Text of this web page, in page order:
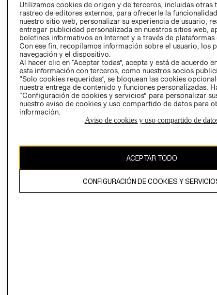
GIFT CARD
AVISO DE
Perú (S/)
CAMBIAR REGIÓN
El contenido de esta página web está protegido por copyright y es
Utilizamos cookies de origen y de terceros, incluidas otras
rastreo de editores externos, para ofrecerle la
nuestro sitio web, personalizar su experiencia de usuario,
entregar publicidad personalizada en nuestros sitios web,
boletines informativos en Internet y a través de plataformas
Con ese fin, recopilamos información sobre el usuario, los
navegación y el dispositivo.
Al hacer clic en “Aceptar todas”, acepta y está de acuerdo
esta información con terceros, como nuestros socios
“Solo cookies requeridas”, se bloquean las cookies
nuestra entrega de contenido y funciones personalizadas.
“Configuración de cookies y servicios” para personalizar
nuestro aviso de cookies y uso compartido de datos para
información.
Aviso de cookies y uso compartido de
ACEPTAR TODO
CONFIGURACIÓN DE COOKIES Y